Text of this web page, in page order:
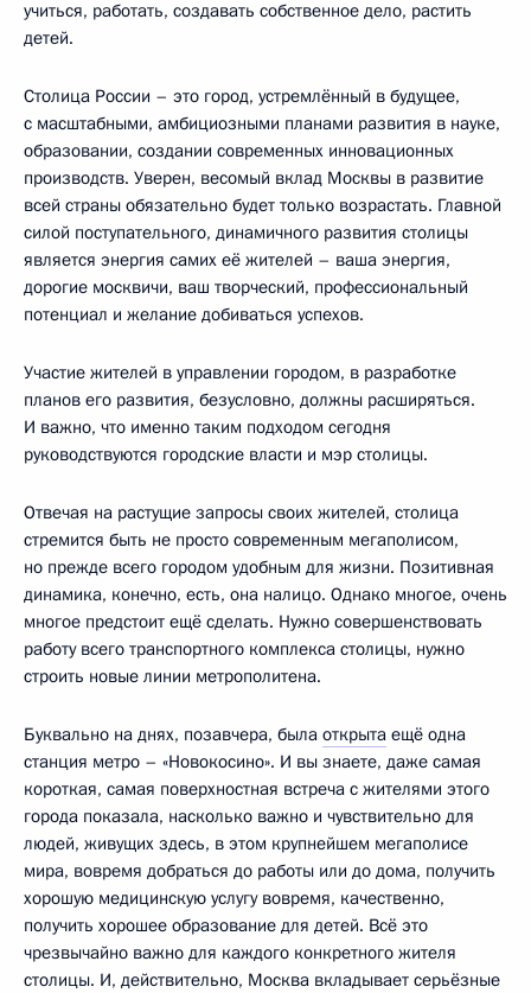
учиться, работать, создавать собственное дело, растить
детей.
Столица России – это город, устремлённый в будущее,
с масштабными, амбициозными планами развития в науке,
образовании, создании современных инновационных
производств. Уверен, весомый вклад Москвы в развитие
всей страны обязательно будет только возрастать. Главной
силой поступательного, динамичного развития столицы
является энергия самих её жителей – ваша энергия,
дорогие москвичи, ваш творческий, профессиональный
потенциал и желание добиваться успехов.
Участие жителей в управлении городом, в разработке
планов его развития, безусловно, должны расширяться.
И важно, что именно таким подходом сегодня
руководствуются городские власти и мэр столицы.
Отвечая на растущие запросы своих жителей, столица
стремится быть не просто современным мегаполисом,
но прежде всего городом удобным для жизни. Позитивная
динамика, конечно, есть, она налицо. Однако многое, очень
многое предстоит ещё сделать. Нужно совершенствовать
работу всего транспортного комплекса столицы, нужно
строить новые линии метрополитена.
Буквально на днях, позавчера, была открыта ещё одна
станция метро – «Новокосино». И вы знаете, даже самая
короткая, самая поверхностная встреча с жителями этого
города показала, насколько важно и чувствительно для
людей, живущих здесь, в этом крупнейшем мегаполисе
мира, вовремя добраться до работы или до дома, получить
хорошую медицинскую услугу вовремя, качественно,
получить хорошее образование для детей. Всё это
чрезвычайно важно для каждого конкретного жителя
столицы. И, действительно, Москва вкладывает серьёзные